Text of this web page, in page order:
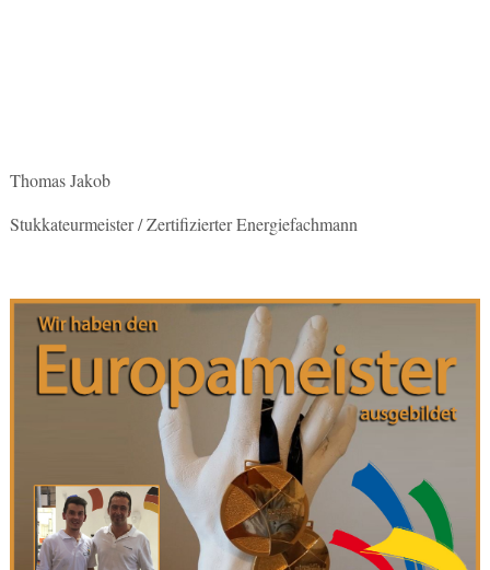
Thomas Jakob
Stukkateurmeister / Zertifizierter Energiefachmann